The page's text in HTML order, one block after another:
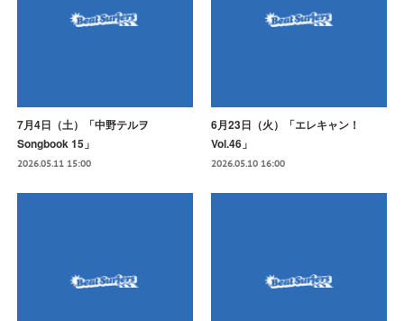
7月4日（土）「中野テルヲ
Songbook 15」
2026.05.11 15:00
6月23日（火）「エレキャン！
Vol.46」
2026.05.10 16:00